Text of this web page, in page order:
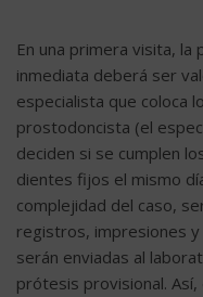
En una primera visita, la
inmediata deberá ser
especialista que coloca
prostodoncista (el
deciden si se cumplen
dientes fijos el mismo
complejidad del caso,
registros, impresiones
serán enviadas al
prótesis provisional.